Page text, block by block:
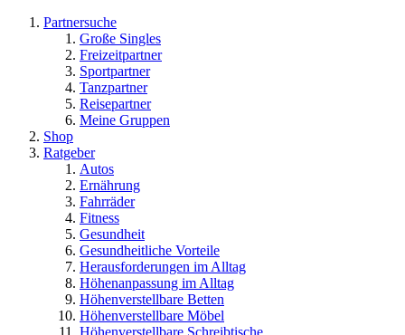
Partnersuche
Große Singles
Freizeitpartner
Sportpartner
Tanzpartner
Reisepartner
Meine Gruppen
Shop
Ratgeber
Autos
Ernährung
Fahrräder
Fitness
Gesundheit
Gesundheitliche Vorteile
Herausforderungen im Alltag
Höhenanpassung im Alltag
Höhenverstellbare Betten
Höhenverstellbare Möbel
Höhenverstellbare Schreibtische